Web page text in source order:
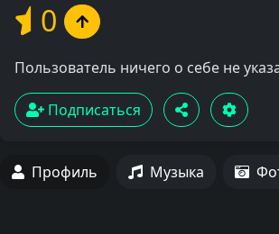
0
Пользователь ничего о себе не
Подписаться
Профиль Музыка